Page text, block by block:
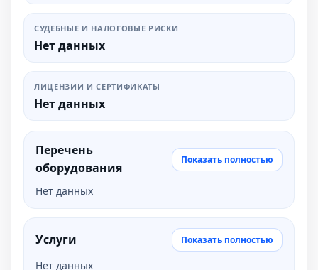
СУДЕБНЫЕ И НАЛОГОВЫЕ РИСКИ
Нет данных
ЛИЦЕНЗИИ И СЕРТИФИКАТЫ
Нет данных
Перечень
оборудования
Показать полностью
Нет данных
Услуги Показать полностью
Нет данных